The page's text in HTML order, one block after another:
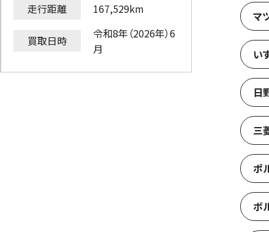
走行距離
167,529km
買取日時
令和8年（2026年）6
月
マ
い
日
三
ポ
ボ